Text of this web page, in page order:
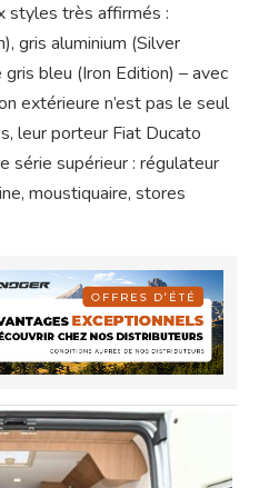
styles très affirmés :
gris aluminium (Silver
bleu (Iron Edition) – avec
extérieure n’est pas le seul
leur porteur Fiat Ducato
série supérieur : régulateur
moustiquaire, stores